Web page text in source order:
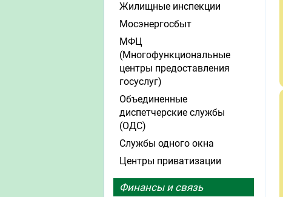
Жилищные инспекции
Мосэнергосбыт
МФЦ
(Многофункциональные
центры предоставления
госуслуг)
Объединенные
диспетчерские службы
(ОДС)
Службы одного окна
Центры приватизации
Финансы и связь